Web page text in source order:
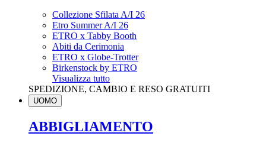
Collezione Sfilata A/I 26
Etro Summer A/I 26
ETRO x Tabby Booth
Abiti da Cerimonia
ETRO x Globe-Trotter
Birkenstock by ETRO
Visualizza tutto
SPEDIZIONE, CAMBIO E RESO GRATUITI
UOMO
ABBIGLIAMENTO